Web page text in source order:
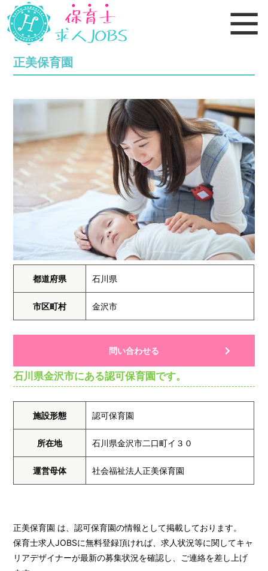
正美保育園
都道府県 石川県
市区町村 金沢市
問い合わせる
石川県金沢市にある認可保育園です。
施設形態 認可保育園
所在地 石川県金沢市二口町イ３０
運営母体 社会福祉法人正美保育園
正美保育園 は、認可保育園の情報として掲載しております。
保育士求人JOBSに無料登録頂ければ、求人状況等に関してキャ
リアデザイナーが最新の募集状況を確認し、ご連絡を差し上げ